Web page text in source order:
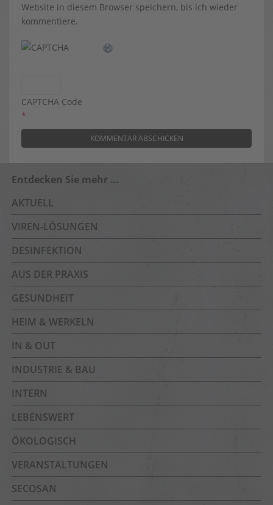
Website in diesem Browser speichern, bis ich wieder
kommentiere.
CAPTCHA Code
*
Entdecken Sie mehr …
AKTUELL
VIREN-LÖSUNGEN
DESINFEKTION
AUS DER PRAXIS
GESUNDHEIT
HEIM & WERKELN
IN & OUT
INDUSTRIE & BAU
INTERN
LEBENSWERT
ÖKOLOGISCH
VERANSTALTUNGEN
SECOSAN